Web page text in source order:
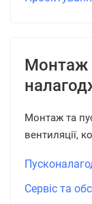
Монтаж
Монтаж та
вентиляції,
Сервіс та